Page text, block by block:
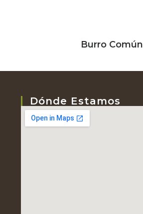
Burro Común
Dónde Estamos